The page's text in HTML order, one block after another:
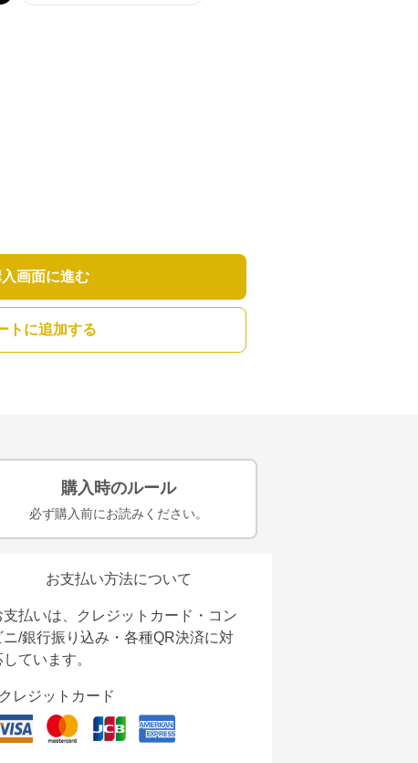
入画面に進む
トに追加する
購入時のルール
必ず購入前にお読みください。
お支払い方法について
支払いは、クレジットカード・コン
ニ/銀行振り込み・各種QR決済に対
しています。
クレジットカード